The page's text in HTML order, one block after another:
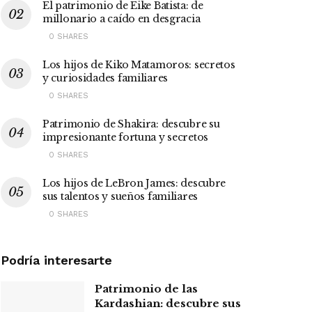
El patrimonio de Eike Batista: de
millonario a caído en desgracia
0 SHARES
Los hijos de Kiko Matamoros: secretos
y curiosidades familiares
0 SHARES
Patrimonio de Shakira: descubre su
impresionante fortuna y secretos
0 SHARES
Los hijos de LeBron James: descubre
sus talentos y sueños familiares
0 SHARES
Podría interesarte
Patrimonio de las
Kardashian: descubre sus